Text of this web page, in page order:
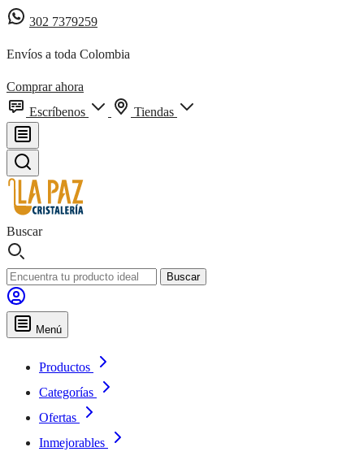
302 7379259
Envíos a toda Colombia
Comprar ahora
Escríbenos
Tiendas
Buscar
Buscar
Menú
Productos
Categorías
Ofertas
Inmejorables